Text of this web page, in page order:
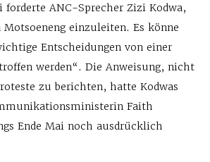
forderte ANC-Sprecher Zizi Kodwa,
Motsoeneng einzuleiten. Es könne
Entscheidungen von einer
werden“. Die Anweisung, nicht
zu berichten, hatte Kodwas
Faith
Ende Mai noch ausdrücklich